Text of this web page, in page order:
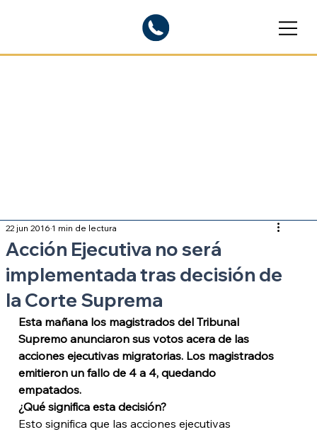
Acción Ejecutiva no será
implementada tras decisión de
la Corte Suprema
22 jun 20161 min de lectura
Esta mañana los magistrados del Tribunal
Supremo anunciaron sus votos acera de las
acciones ejecutivas migratorias. Los magistrados
emitieron un fallo de 4 a 4, quedando
empatados.
¿Qué significa esta decisión?
Esto significa que las acciones ejecutivas